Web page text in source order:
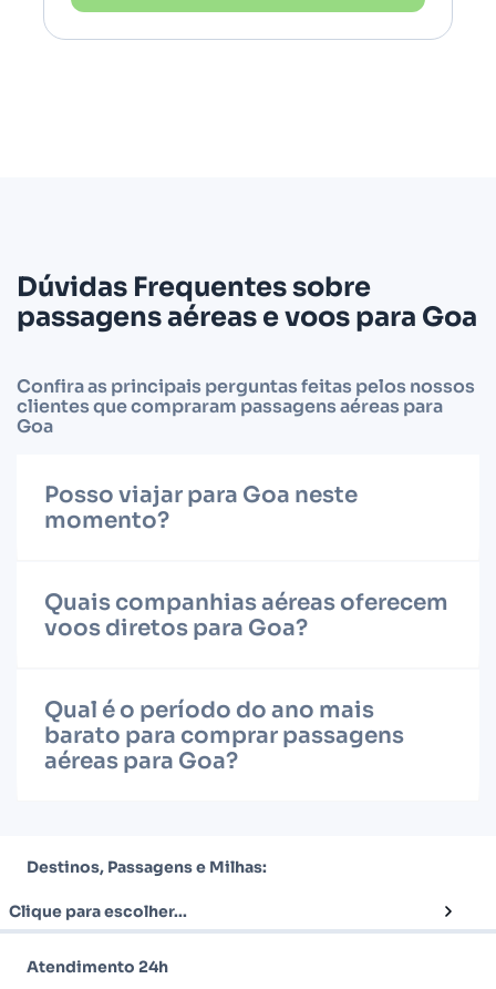
Dúvidas Frequentes sobre
passagens aéreas e voos para Goa
Confira as principais perguntas feitas pelos nossos
clientes que compraram passagens aéreas para
Goa
Posso viajar para Goa neste
momento?
Quais companhias aéreas oferecem
voos diretos para Goa?
Qual é o período do ano mais
barato para comprar passagens
aéreas para Goa?
Destinos, Passagens e Milhas:
Clique para escolher...
Atendimento 24h